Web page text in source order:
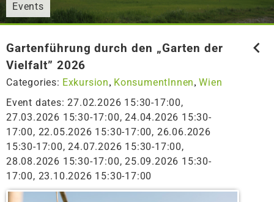
Events
Gartenführung durch den „Garten der
Vielfalt” 2026
Categories: Exkursion, KonsumentInnen,Wien
Event dates: 27.02.2026 15:30-17:00,
27.03.2026 15:30-17:00, 24.04.2026 15:30-
17:00, 22.05.2026 15:30-17:00, 26.06.2026
15:30-17:00, 24.07.2026 15:30-17:00,
28.08.2026 15:30-17:00, 25.09.2026 15:30-
17:00, 23.10.2026 15:30-17:00